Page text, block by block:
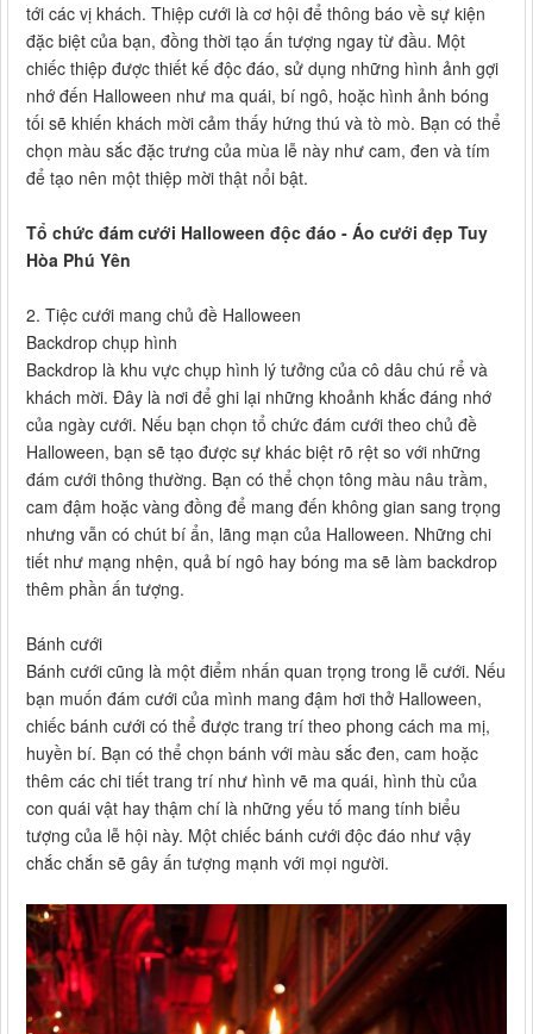
tới các vị khách. Thiệp cưới là cơ hội để thông báo về sự kiện
đặc biệt của bạn, đồng thời tạo ấn tượng ngay từ đầu. Một
chiếc thiệp được thiết kế độc đáo, sử dụng những hình ảnh gợi
nhớ đến Halloween như ma quái, bí ngô, hoặc hình ảnh bóng
tối sẽ khiến khách mời cảm thấy hứng thú và tò mò. Bạn có thể
chọn màu sắc đặc trưng của mùa lễ này như cam, đen và tím
để tạo nên một thiệp mời thật nổi bật.
Tổ chức đám cưới Halloween độc đáo - Áo cưới đẹp Tuy
Hòa Phú Yên
2. Tiệc cưới mang chủ đề Halloween
Backdrop chụp hình
Backdrop là khu vực chụp hình lý tưởng của cô dâu chú rể và
khách mời. Đây là nơi để ghi lại những khoảnh khắc đáng nhớ
của ngày cưới. Nếu bạn chọn tổ chức đám cưới theo chủ đề
Halloween, bạn sẽ tạo được sự khác biệt rõ rệt so với những
đám cưới thông thường. Bạn có thể chọn tông màu nâu trầm,
cam đậm hoặc vàng đồng để mang đến không gian sang trọng
nhưng vẫn có chút bí ẩn, lãng mạn của Halloween. Những chi
tiết như mạng nhện, quả bí ngô hay bóng ma sẽ làm backdrop
thêm phần ấn tượng.
Bánh cưới
Bánh cưới cũng là một điểm nhấn quan trọng trong lễ cưới. Nếu
bạn muốn đám cưới của mình mang đậm hơi thở Halloween,
chiếc bánh cưới có thể được trang trí theo phong cách ma mị,
huyền bí. Bạn có thể chọn bánh với màu sắc đen, cam hoặc
thêm các chi tiết trang trí như hình vẽ ma quái, hình thù của
con quái vật hay thậm chí là những yếu tố mang tính biểu
tượng của lễ hội này. Một chiếc bánh cưới độc đáo như vậy
chắc chắn sẽ gây ấn tượng mạnh với mọi người.